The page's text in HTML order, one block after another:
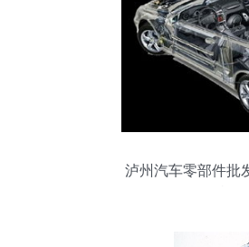
泸州汽车零部件批